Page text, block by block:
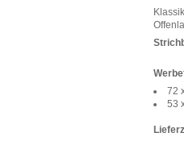
72
53